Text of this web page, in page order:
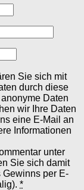
Sie sich mit
durch diese
Daten
wir Ihre Daten
eine E-Mail an
Informationen
unter
Sie sich damit
per E-
*